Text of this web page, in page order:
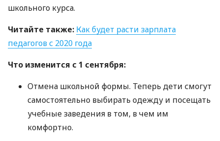
школьного курса.
Читайте также: Как будет расти зарплата
педагогов с 2020 года
Что изменится с 1 сентября:
Отмена школьной формы. Теперь дети смогут
самостоятельно выбирать одежду и посещать
учебные заведения в том, в чем им
комфортно.